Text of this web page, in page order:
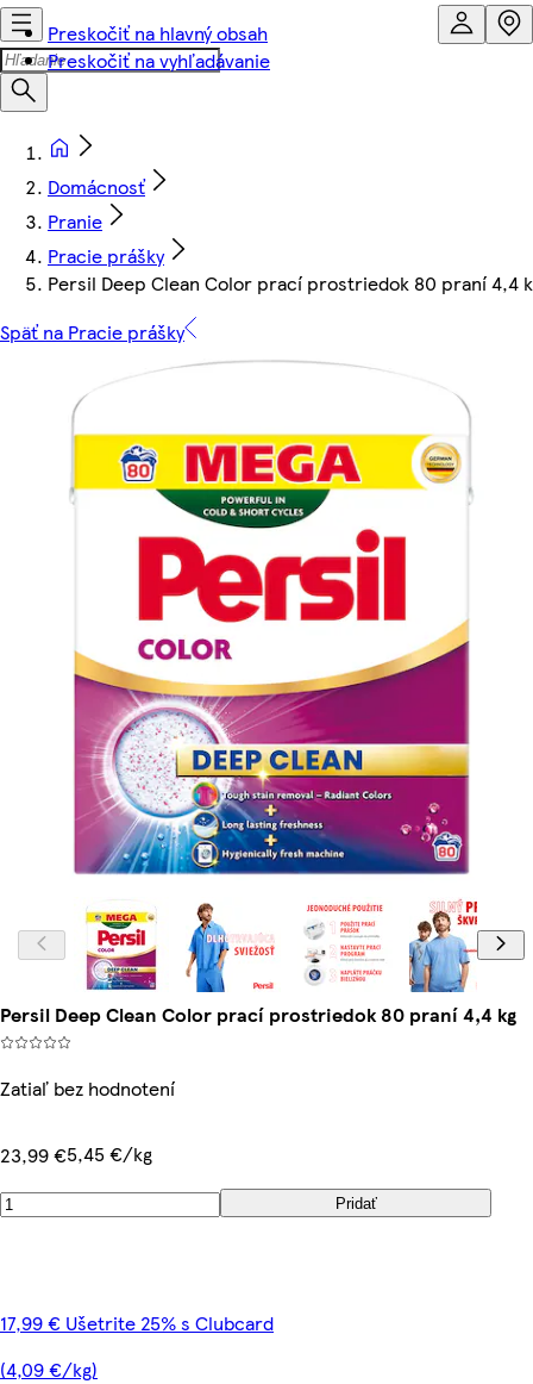
Preskočiť na hlavný obsah
Preskočiť na vyhľadávanie
Domácnosť
Pranie
Pracie prášky
Persil Deep Clean Color prací prostriedok 80 praní 4,4
Späť na Pracie prášky
Persil Deep Clean Color prací prostriedok 80 praní 4,4 kg
Zatiaľ bez hodnotení
23,99 €5,45 €/kg
Pridať
17,99 € Ušetrite 25% s Clubcard
(4,09 €/kg)